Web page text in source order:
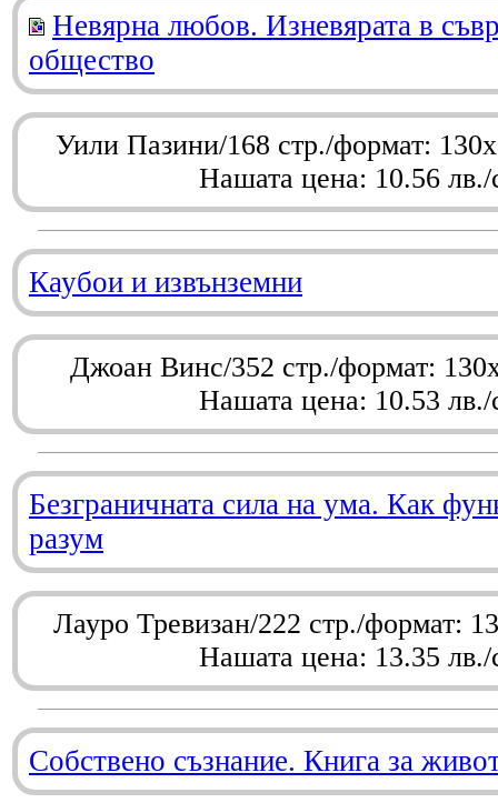
Невярна любов. Изневярата в
общество
Уили Пазини/168 стр./формат:
Нашата цена: 10.56 лв./
Каубои и извънземни
Джоан Винс/352 стр./формат:
Нашата цена: 10.53 лв./
Безграничната сила на ума. Как
разум
Лауро Тревизан/222 стр./формат:
Нашата цена: 13.35 лв./
Собствено съзнание. Книга за